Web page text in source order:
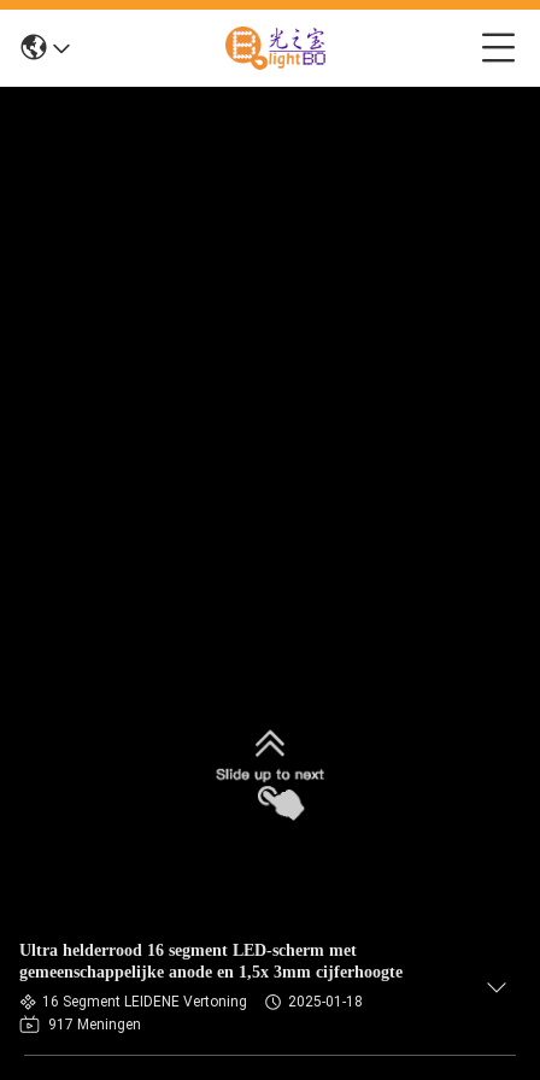
Ultra helderrood 16 segment LED-scherm met
gemeenschappelijke anode en 1,5x 3mm cijferhoogte
16 Segment LEIDENE Vertoning
2025-01-18
917 Meningen